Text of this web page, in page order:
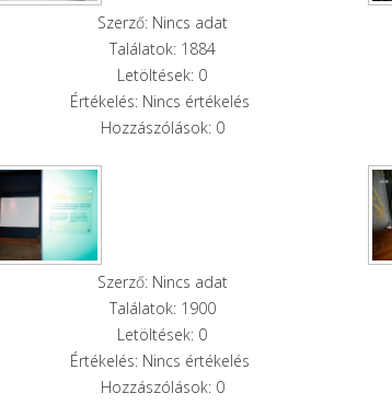
Szerző: Nincs adat
Találatok: 1884
Letöltések: 0
Értékelés: Nincs értékelés
Hozzászólások: 0
Szerző: Nincs adat
Találatok: 1900
Letöltések: 0
Értékelés: Nincs értékelés
Hozzászólások: 0